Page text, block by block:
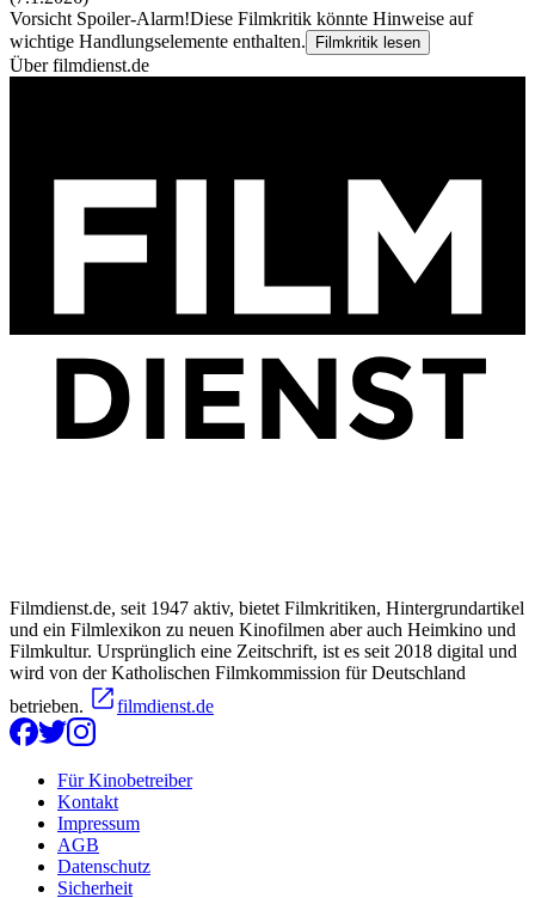
Vorsicht Spoiler-Alarm!Diese Filmkritik könnte Hinweise auf
wichtige Handlungselemente enthalten.
Filmkritik lesen
Über filmdienst.de
Filmdienst.de, seit 1947 aktiv, bietet Filmkritiken, Hintergrundartikel
und ein Filmlexikon zu neuen Kinofilmen aber auch Heimkino und
Filmkultur. Ursprünglich eine Zeitschrift, ist es seit 2018 digital und
wird von der Katholischen Filmkommission für Deutschland
betrieben.
filmdienst.de
Für Kinobetreiber
Kontakt
Impressum
AGB
Datenschutz
Sicherheit